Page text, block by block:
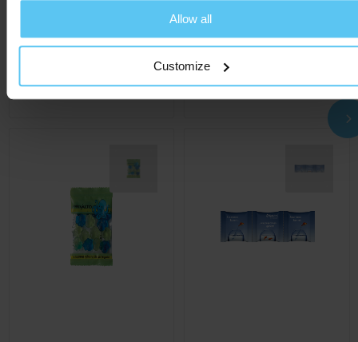
Allow all
Customize
gram
ca. 15 werkdag(en)
fruitgummetjes 10
gram
Al vanaf